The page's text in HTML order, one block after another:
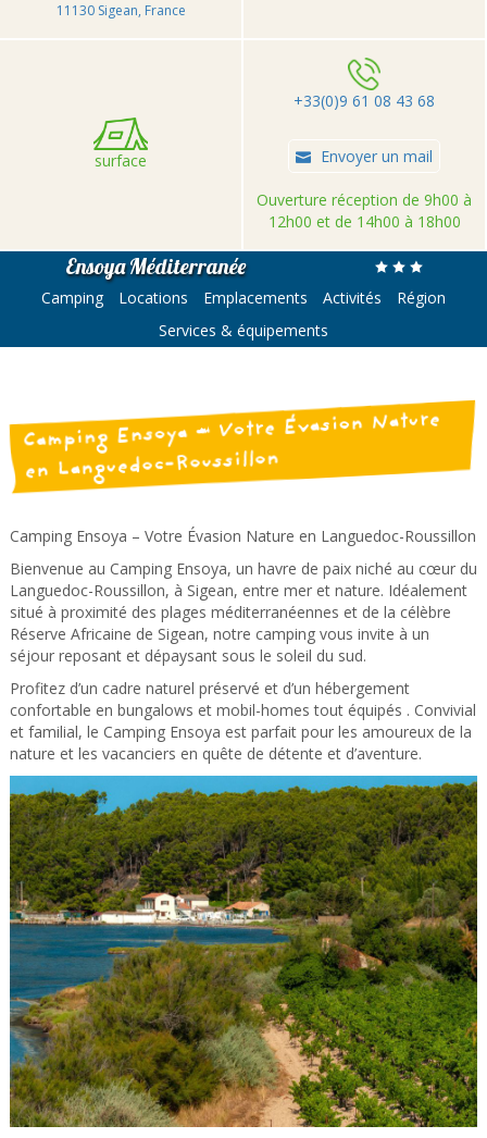
11130 Sigean, France
surface
+33(0)9 61 08 43 68
Envoyer un mail
Ouverture réception de 9h00 à
12h00 et de 14h00 à 18h00
Ensoya Méditerranée
Camping Locations Emplacements Activités
Région
Services & équipements
Camping Ensoya – Votre Évasion Nature
en Languedoc-Roussillon
Camping Ensoya – Votre Évasion Nature en Languedoc-Roussillon
Bienvenue au Camping Ensoya, un havre de paix niché au cœur du
Languedoc-Roussillon, à Sigean, entre mer et nature. Idéalement
situé à proximité des plages méditerranéennes et de la célèbre
Réserve Africaine de Sigean, notre camping vous invite à un
séjour reposant et dépaysant sous le soleil du sud.
Profitez d’un cadre naturel préservé et d’un hébergement
confortable en bungalows et mobil-homes tout équipés . Convivial
et familial, le Camping Ensoya est parfait pour les amoureux de la
nature et les vacanciers en quête de détente et d’aventure.